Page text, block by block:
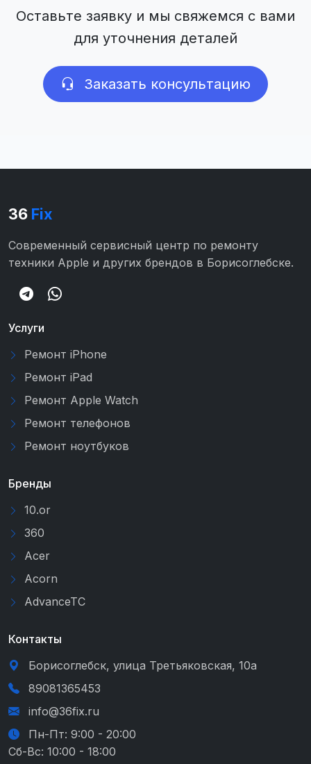
Оставьте заявку и мы свяжемся с вами
для уточнения деталей
Заказать консультацию
36 Fix
Современный сервисный центр по ремонту
техники Apple и других брендов в Борисоглебске.
Услуги
Ремонт iPhone
Ремонт iPad
Ремонт Apple Watch
Ремонт телефонов
Ремонт ноутбуков
Бренды
10.or
360
Acer
Acorn
AdvanceTC
Контакты
Борисоглебск, улица Третьяковская, 10а
89081365453
info@36fix.ru
Пн-Пт: 9:00 - 20:00
Сб-Вс: 10:00 - 18:00